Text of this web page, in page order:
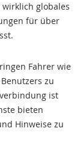
globales
für über
Fahrer wie
zu
ist
bieten
Hinweise zu